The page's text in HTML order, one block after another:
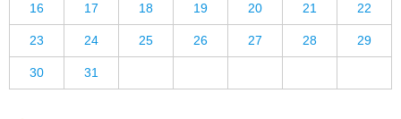
16 17 18 19 20 21 22
23 24 25 26 27 28 29
30 31